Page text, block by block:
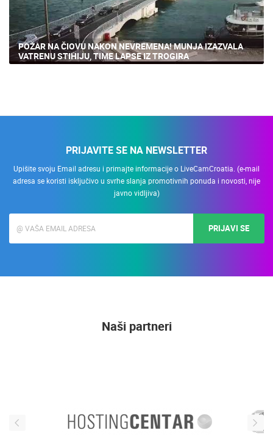
POŽAR NA ČIOVU NAKON NEVREMENA! MUNJA IZAZVALA
VATRENU STIHIJU, TIME LAPSE IZ TROGIRA
PRIJAVITE SE NA NEWSLETTER
Upišite svoju Email adresu i primajte informacije o LiveCamCroatia. (e-mail
adresa se koristi isključivo u svrhe slanja promotivnih ponuda i novosti, nije
javno vidljiva)
PRIJAVI SE
Naši partneri